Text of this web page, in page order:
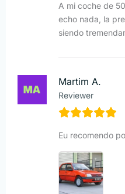
A mi coche de
echo nada, la
siendo
Martim A.
Reviewer
Eu recomendo